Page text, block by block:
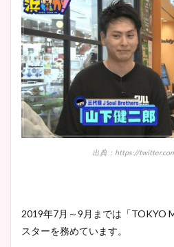
出典：https://
2019年7月～9月までは「TOKYO
スターを務めています。